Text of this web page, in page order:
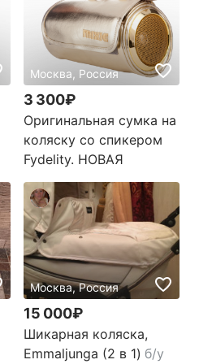
Москва, Россия
3 300₽
Оригинальная сумка на
коляску со спикером
Fydelity. НОВАЯ
Москва, Россия
15 000₽
Шикарная коляска,
Emmaljunga (2 в 1) б/у